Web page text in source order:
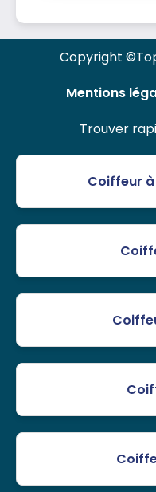
Copyright
Mentions
Trouver
Coiffeur